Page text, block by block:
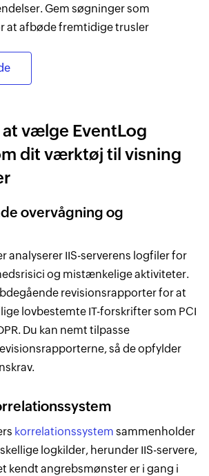
Gem søgninger som
at afbøde fremtidige trusler
vælge EventLog
dit værktøj til visning
overvågning og
analyserer IIS-serverens logfiler for
og mistænkelige aktiviteter.
revisionsrapporter for at
lovbestemte IT-forskrifter som PCI
Du kan nemt tilpasse
så de opfylder
korrelationssystem sammenholder
logkilder, herunder IIS-servere,
kendt angrebsmønster er i gang i